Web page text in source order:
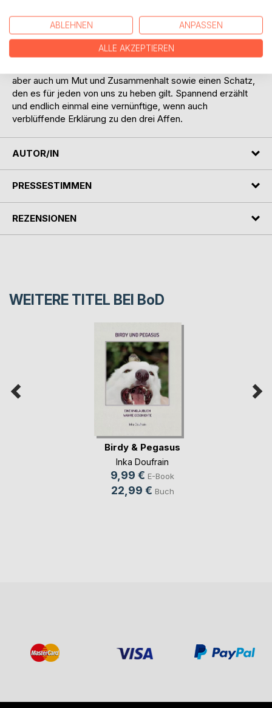
hört nichts, einer sagt nichts. Doch wer denkt sich so
etwas aus und vor allem: Was soll es bedeuten? Genau
diese Frage wird in der Abenteuergeschichte um die drei
Affenkinder Fritz, Fanni und Floh überraschend
aber auch um Mut und Zusammenhalt sowie einen Schatz,
den es für jeden von uns zu heben gilt. Spannend erzählt
und endlich einmal eine vernünftige, wenn auch
verblüffende Erklärung zu den drei Affen.
AUTOR/IN
PRESSESTIMMEN
REZENSIONEN
WEITERE TITEL BEI BoD
Birdy & Pegasus
Inka Doufrain
9,99 € E-Book
22,99 € Buch
ABLEHNEN ANPASSEN
ALLE AKZEPTIEREN